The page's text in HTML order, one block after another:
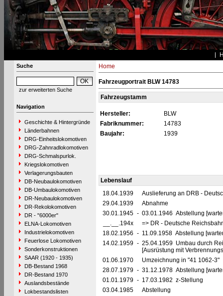
Suche
zur erweiterten Suche
Navigation
Geschichte & Hintergründe
Länderbahnen
DRG-Einheitslokomotiven
DRG-Zahnradlokomotiven
DRG-Schmalspurlok.
Kriegslokomotiven
Verlagerungsbauten
DB-Neubaulokomotiven
DB-Umbaulokomotiven
DR-Neubaulokomotiven
DR-Rekolokomotiven
DR - "6000er"
ELNA-Lokomotiven
Industrielokomotiven
Feuerlose Lokomotiven
Sonderkonstruktionen
SAAR (1920 - 1935)
DB-Bestand 1968
DR-Bestand 1970
Auslandsbestände
Lokbestandslisten
Home
Fahrzeugportrait BLW 14783
Fahrzeugstamm
Hersteller:
BLW
Fabriknummer:
14783
Baujahr:
1939
Lebenslauf
18.04.1939
Auslieferung an DRB -
29.04.1939
Abnahme
30.01.1945 - 03.01.1946 Abstellung
__.__.194x
=> DR - Deutsche
18.02.1956 - 11.09.1958 Abstellung
14.02.1959 - 25.04.1959 Umbau durch
[Ausrüstung mit
01.06.1970
Umzeichnung in "41 1062-3"
28.07.1979 - 31.12.1978 Abstellung
01.01.1979 - 17.03.1982 z-Stellung
03.04.1985
Abstellung